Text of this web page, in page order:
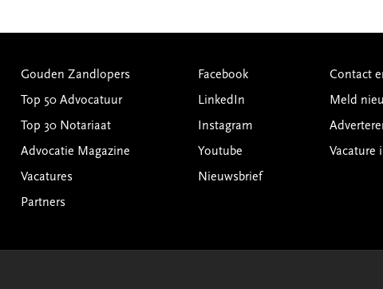
Gouden Zandlopers
Top 50 Advocatuur
Top 30 Notariaat
Advocatie Magazine
Vacatures
Partners
Facebook
LinkedIn
Instagram
Youtube
Nieuwsbrief
Contact
Meld
Vacature